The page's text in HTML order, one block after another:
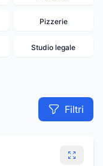
Pizzerie
Studio legale
Filtri
78